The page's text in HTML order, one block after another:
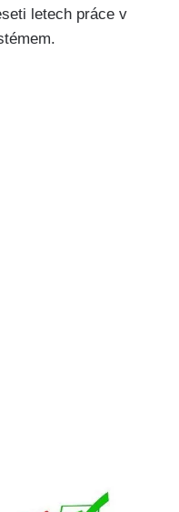
letech práce v